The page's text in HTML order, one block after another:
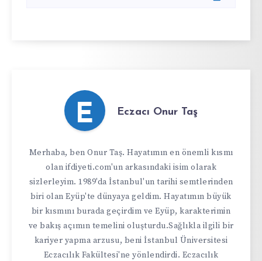
E Eczacı Onur Taş
Merhaba, ben Onur Taş. Hayatımın en önemli kısmı
olan ifdiyeti.com'un arkasındaki isim olarak
sizlerleyim. 1989'da İstanbul'un tarihi semtlerinden
biri olan Eyüp'te dünyaya geldim. Hayatımın büyük
bir kısmını burada geçirdim ve Eyüp, karakterimin
ve bakış açımın temelini oluşturdu.Sağlıkla ilgili bir
kariyer yapma arzusu, beni İstanbul Üniversitesi
Eczacılık Fakültesi'ne yönlendirdi. Eczacılık